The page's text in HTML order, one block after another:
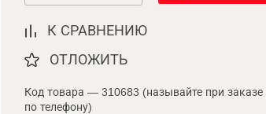
К СРАВНЕНИЮ
ОТЛОЖИТЬ
Код товара — 310683 (называйте при заказе
по телефону)